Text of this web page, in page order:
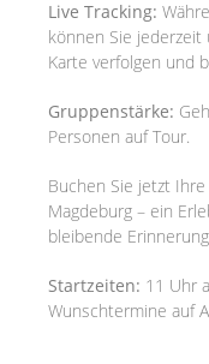
Live Tracking:
können Sie
Karte verfolgen und
Gruppenstärke:
Personen auf Tour.
Buchen Sie jetzt
Magdeburg – ein
bleibende
Startzeiten: 11 Uhr
Wunschtermine auf